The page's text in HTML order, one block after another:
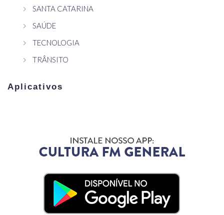
SANTA CATARINA
SAÚDE
TECNOLOGIA
TRÂNSITO
Aplicativos